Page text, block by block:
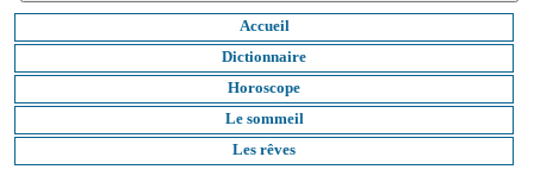
Accueil
Dictionnaire
Horoscope
Le sommeil
Les rêves